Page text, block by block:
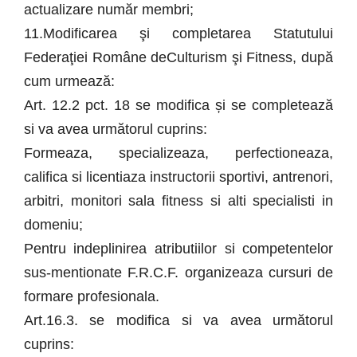
actualizare număr membri;
11.Modificarea şi completarea Statutului
Federaţiei Române deCulturism şi Fitness, după
cum urmează:
Art. 12.2 pct. 18 se modifica și se completează
si va avea următorul cuprins:
Formeaza, specializeaza, perfectioneaza,
califica si licentiaza instructorii sportivi, antrenori,
arbitri, monitori sala fitness si alti specialisti in
domeniu;
Pentru indeplinirea atributiilor si competentelor
sus-mentionate F.R.C.F. organizeaza cursuri de
formare profesionala.
Art.16.3. se modifica si va avea următorul
cuprins: